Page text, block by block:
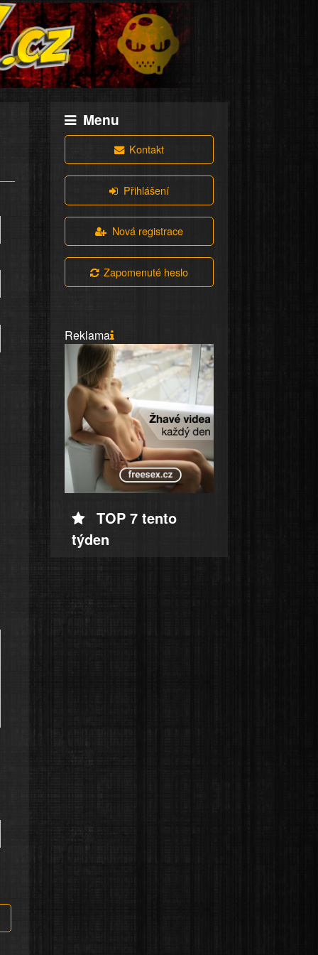
Menu
Kontakt
Přihlášení
Nová registrace
Zapomenuté heslo
Reklama
TOP 7 tento
týden